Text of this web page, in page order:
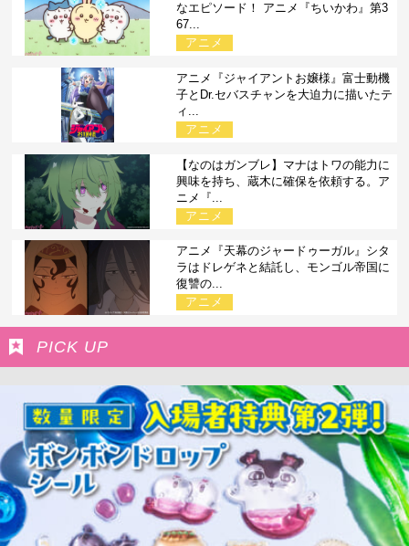
なエピソード！ アニメ『ちいかわ』第3
67...
アニメ
アニメ『ジャイアントお嬢様』富士動機
子とDr.セバスチャンを大迫力に描いたテ
ィ...
アニメ
【なのはガンブレ】マナはトワの能力に
興味を持ち、蔵木に確保を依頼する。ア
ニメ『...
アニメ
アニメ『天幕のジャードゥーガル』シタ
ラはドレゲネと結託し、モンゴル帝国に
復讐の...
アニメ
PICK UP